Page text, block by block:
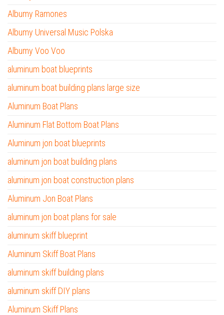
Albumy Ramones
Albumy Universal Music Polska
Albumy Voo Voo
aluminum boat blueprints
aluminum boat building plans large size
Aluminum Boat Plans
Aluminum Flat Bottom Boat Plans
Aluminum jon boat blueprints
aluminum jon boat building plans
aluminum jon boat construction plans
Aluminum Jon Boat Plans
aluminum jon boat plans for sale
aluminum skiff blueprint
Aluminum Skiff Boat Plans
aluminum skiff building plans
aluminum skiff DIY plans
Aluminum Skiff Plans